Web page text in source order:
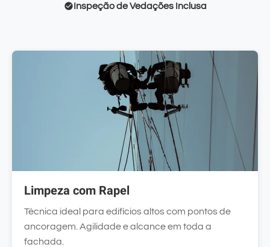
Inspeção de Vedações Inclusa
Limpeza com Rapel
Técnica ideal para edifícios altos com pontos de
ancoragem. Agilidade e alcance em toda a
fachada.